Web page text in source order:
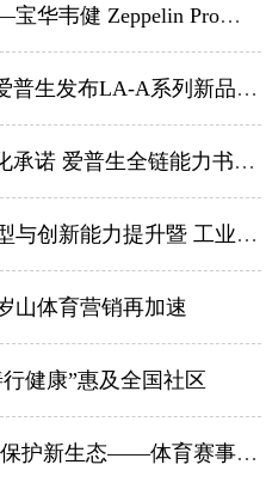
曜夜鎏金，收藏原音之美——宝华韦健 Zeppelin Pro「曜金黑」中国限定款正式上市
专为中国用户“量身定制”！爱普生发布LA-A系列新品机器人
“省、小、精”技术践行本地化承诺 爱普生全链能力书写智造新篇
2025年装备制造业数字化转型与创新能力提升暨 工业互联网一体化进园区“百城千园行”活动 成功举办
山体育营销再加速
健康”惠及全国社区
聚焦体育强国建设 共筑版权保护新生态——体育赛事节目版权业务发展与保护分论坛成功举办